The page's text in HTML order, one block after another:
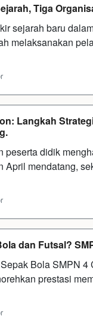
Tiga
sejarah baru
melaksanakan
Langkah
peserta didik
mendatang,
dan Futsal?
Bola SMPN
prestasi